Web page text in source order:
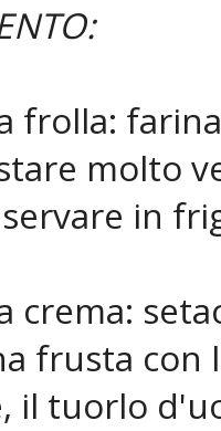
frolla:
molto
in
crema:
frusta con
il tuorlo